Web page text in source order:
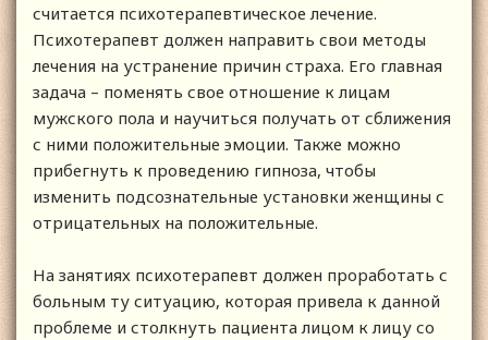
считается психотерапевтическое лечение.
Психотерапевт должен направить свои методы
лечения на устранение причин страха. Его главная
задача – поменять свое отношение к лицам
мужского пола и научиться получать от сближения
с ними положительные эмоции. Также можно
прибегнуть к проведению гипноза, чтобы
изменить подсознательные установки женщины с
отрицательных на положительные.
На занятиях психотерапевт должен проработать с
больным ту ситуацию, которая привела к данной
проблеме и столкнуть пациента лицом к лицу со